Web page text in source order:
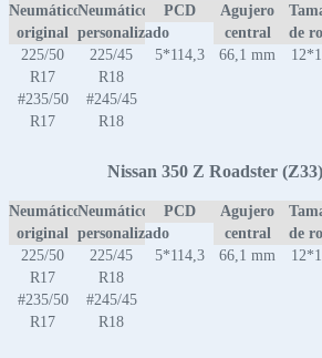
Neumático
original
Neumático
personalizado
PCD
Agujero
central
de
225/50
R17
#235/50
R17
225/45
R18
#245/45
R18
5*114,3 66,1 mm
Nissan 350 Z Roadster
Neumático
original
Neumático
personalizado
PCD
Agujero
central
de
225/50
R17
#235/50
R17
225/45
R18
#245/45
R18
5*114,3 66,1 mm